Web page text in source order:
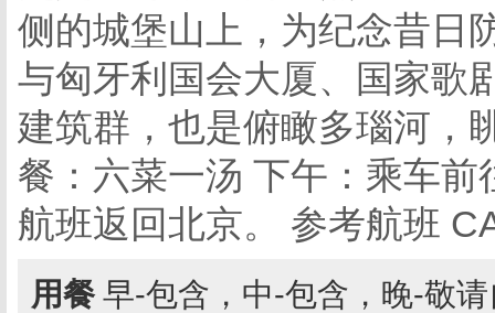
侧的城堡山上，为纪念昔日
与匈牙利国会大厦、国家歌
建筑群，也是俯瞰多瑙河，
餐：六菜一汤 下午：乘车
航班返回北京。 参考航班
用餐 早-包含，中-包含，晚-敬